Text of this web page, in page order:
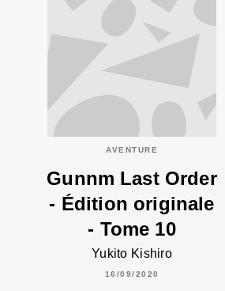
AVENTURE
Gunnm Last Order
- Édition originale
- Tome 10
Yukito Kishiro
16/09/2020